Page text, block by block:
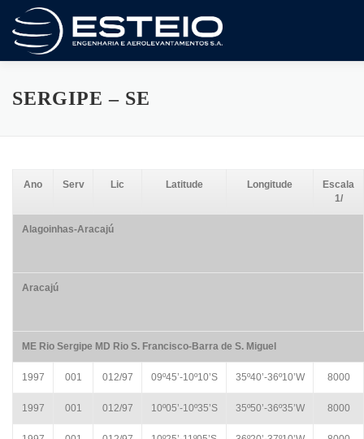
para
conteúdo
A Empresa Serviços
Fale Conosco
SERGIPE – SE
Ano Serv Lic Latitude Longitude
Escala
1/
Alagoinhas-Aracajú
Aracajú
ME Rio Sergipe MD Rio S. Francisco-Barra de S. Miguel
1997 001 012/97 09º45’-10º10’S 35º40’-36º10’W 8000
1997 001 012/97 10º05’-10º35’S 35º50’-36º35’W 8000